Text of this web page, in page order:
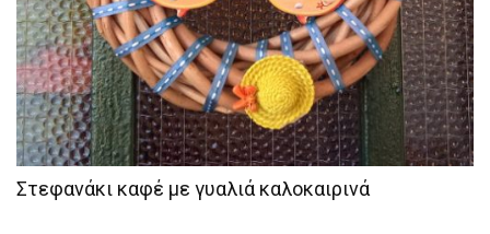
Στεφανάκι καφέ με γυαλιά καλοκαιρινά